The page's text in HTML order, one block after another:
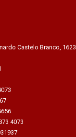
Castelo Branco, 1623
4073